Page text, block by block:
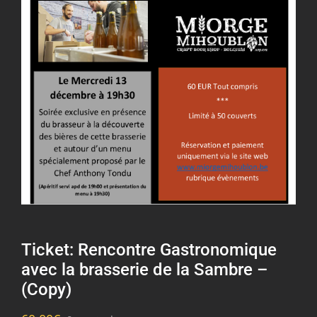
Ticket: Rencontre Gastronomique
avec la brasserie de la Sambre –
(Copy)